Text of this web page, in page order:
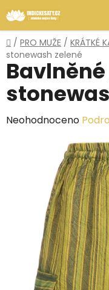
na
obsah
Domů
/ PRO MUŽE / KRÁTKÉ
stonewash zelené
Průměrné
hvězdiček.
Neohodnoceno